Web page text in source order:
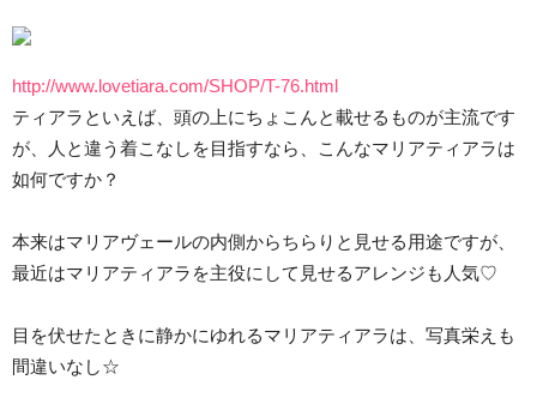
http://www.lovetiara.com/SHOP/T-76.html
ティアラといえば、頭の上にちょこんと載せるものが主流です
が、人と違う着こなしを目指すなら、こんなマリアティアラは
如何ですか？
本来はマリアヴェールの内側からちらりと見せる用途ですが、
最近はマリアティアラを主役にして見せるアレンジも人気♡
目を伏せたときに静かにゆれるマリアティアラは、写真栄えも
間違いなし☆